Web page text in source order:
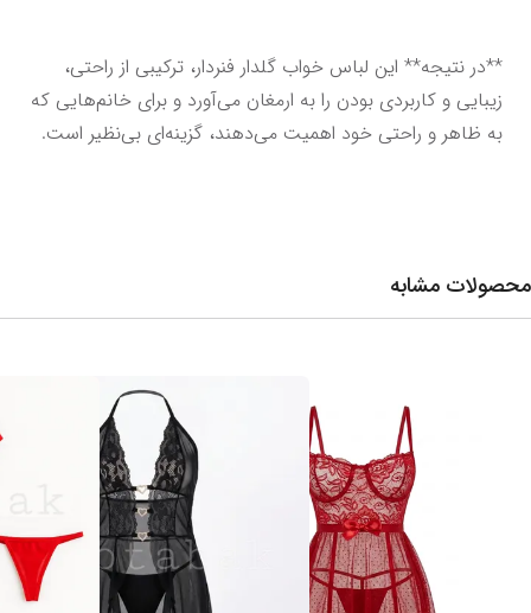
به ظاهر و راحتی خود اهمیت می‌دهند، گزینه‌ای بی‌نظیر است.
محصولات مشابه